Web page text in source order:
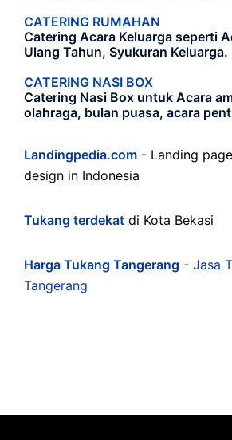
CATERING RUMAHAN
Catering Acara Keluarga seperti
Ulang Tahun, Syukuran Keluarga.
CATERING NASI BOX
Catering Nasi Box untuk Acara
olahraga, bulan puasa, acara
Landingpedia.com - Landing
design in Indonesia
Tukang terdekat di Kota Bekasi
Harga Tukang Tangerang - Jasa
Tangerang